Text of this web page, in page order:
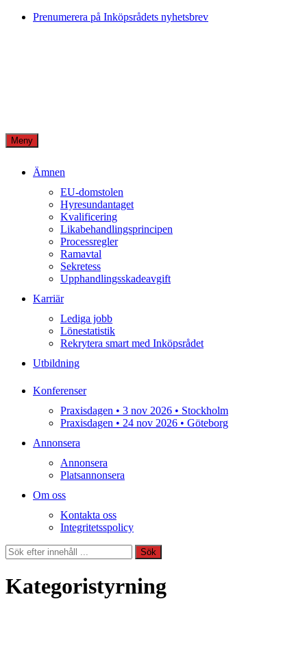
Skip
Prenumerera på Inköpsrådets nyhetsbrev
Meny
Ämnen
EU-domstolen
Hyresundantaget
Kvalificering
Likabehandlingsprincipen
Processregler
Ramavtal
Sekretess
Upphandlingsskadeavgift
Karriär
Lediga jobb
Lönestatistik
Rekrytera smart med Inköpsrådet
Utbildning
Konferenser
Praxisdagen • 3 nov 2026 • Stockholm
Praxisdagen • 24 nov 2026 • Göteborg
Annonsera
Annonsera
Platsannonsera
Om oss
Kontakta oss
Integritetsspolicy
Sök
Sök
Kategoristyrning